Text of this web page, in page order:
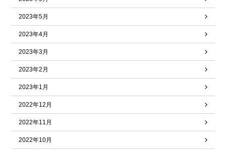
2023年5月
2023年4月
2023年3月
2023年2月
2023年1月
2022年12月
2022年11月
2022年10月